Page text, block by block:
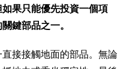
果只能優先投資一個項
鍵部品之一。
接接觸地面的部品。無論